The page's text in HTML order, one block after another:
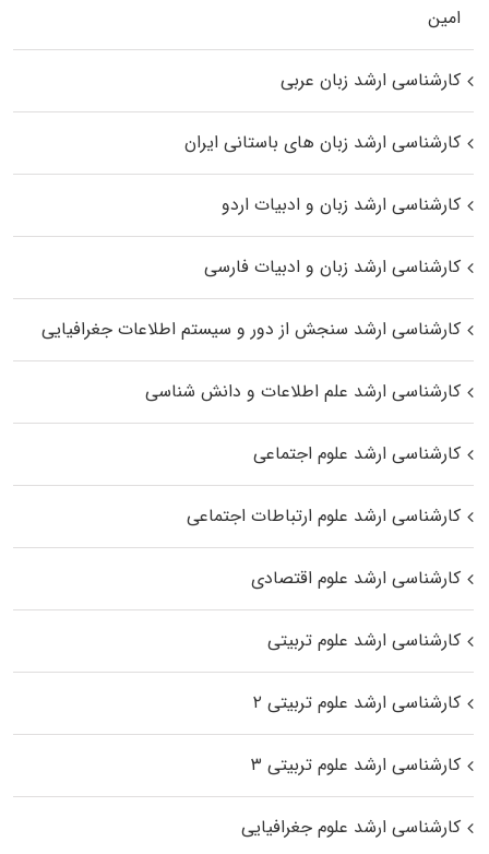
اﻣﻴﻦ
کارشناسی ارشد زبان عربی
کارشناسی ارشد زبان‌ های باستانی ایران
کارشناسی ارشد زبان و ادبیات اردو
کارشناسی ارشد زبان و ادبیات فارسی
کارشناسی ارشد سنجش از دور و سیستم اطلاعات جغرافیایی
کارشناسی ارشد علم اطلاعات و دانش شناسی
کارشناسی ارشد علوم اجتماعی
کارشناسی ارشد علوم ارتباطات اجتماعی
کارشناسی ارشد علوم اقتصادی
کارشناسی ارشد علوم تربیتی
کارشناسی ارشد علوم تربیتی ۲
کارشناسی ارشد علوم تربیتی ۳
کارشناسی ارشد علوم جغرافیایی